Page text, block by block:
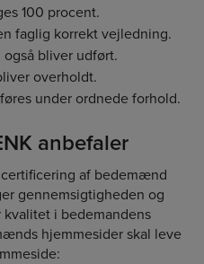
100 procent.
faglig korrekt vejledning.
også bliver udført.
overholdt.
under ordnede forhold.
anbefaler
af bedemænd
gennemsigtigheden og
i bedemandens
hjemmesider skal leve